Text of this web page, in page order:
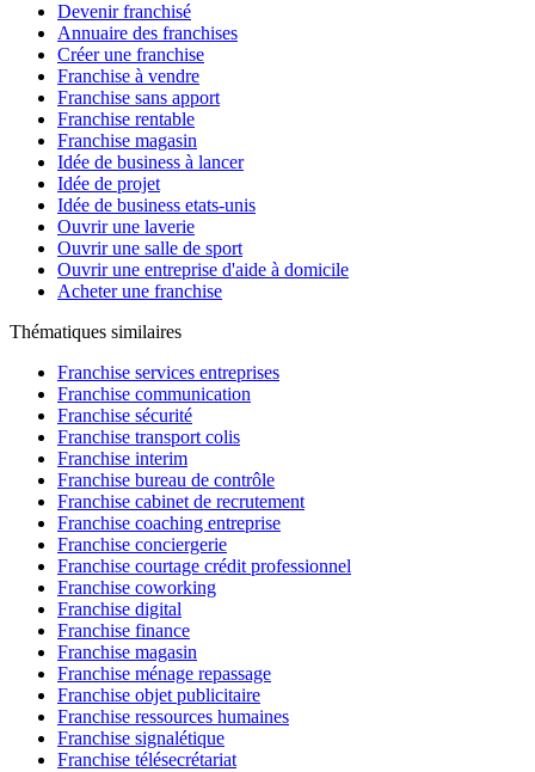
Devenir franchisé
Annuaire des franchises
Créer une franchise
Franchise à vendre
Franchise sans apport
Franchise rentable
Franchise magasin
Idée de business à lancer
Idée de projet
Idée de business etats-unis
Ouvrir une laverie
Ouvrir une salle de sport
Ouvrir une entreprise d'aide à domicile
Acheter une franchise
Thématiques similaires
Franchise services entreprises
Franchise communication
Franchise sécurité
Franchise transport colis
Franchise interim
Franchise bureau de contrôle
Franchise cabinet de recrutement
Franchise coaching entreprise
Franchise conciergerie
Franchise courtage crédit professionnel
Franchise coworking
Franchise digital
Franchise finance
Franchise magasin
Franchise ménage repassage
Franchise objet publicitaire
Franchise ressources humaines
Franchise signalétique
Franchise télésecrétariat